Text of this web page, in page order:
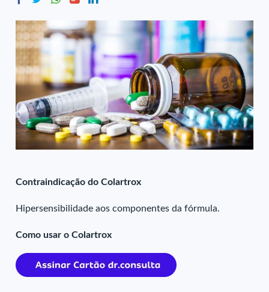
Contraindicação do Colartrox
Hipersensibilidade aos componentes da fórmula.
Como usar o Colartrox